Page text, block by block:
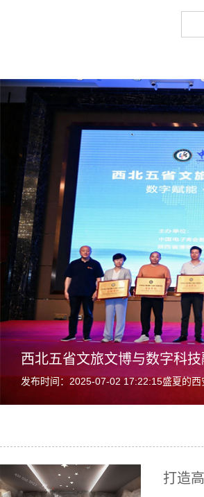
西北五省文旅文博与数字科
发布时间：2025-07-02 17:22:15盛夏的西安，思想激荡。 近日，由中国电子商会数
打造